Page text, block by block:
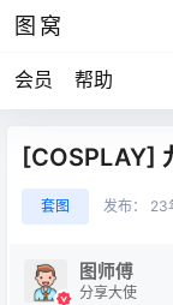
图窝
会员 帮助
[COSPLAY]
套图 发布： 23
图师傅
分享大使